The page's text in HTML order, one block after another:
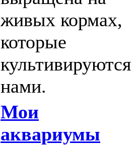
живых кормах,
которые
культивируются
нами.
Мои
аквариумы